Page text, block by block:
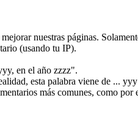
nuestras páginas.
(usando tu IP).
en el año zzzz".
esta palabra viene de ...
más comunes, como